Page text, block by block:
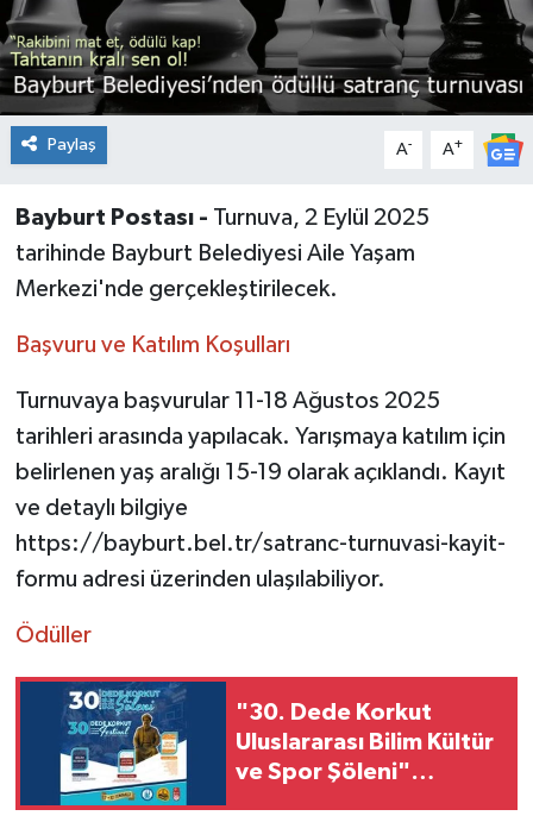
Paylaş A- A+
Bayburt Postası - Turnuva, 2 Eylül 2025
tarihinde Bayburt Belediyesi Aile Yaşam
Merkezi'nde gerçekleştirilecek.
Başvuru ve Katılım Koşulları
Turnuvaya başvurular 11-18 Ağustos 2025
tarihleri arasında yapılacak. Yarışmaya katılım için
belirlenen yaş aralığı 15-19 olarak açıklandı. Kayıt
ve detaylı bilgiye
https://bayburt.bel.tr/satranc-turnuvasi-kayit-
formu adresi üzerinden ulaşılabiliyor.
Ödüller
"30. Dede Korkut
Uluslararası Bilim Kültür
ve Spor Şöleni"